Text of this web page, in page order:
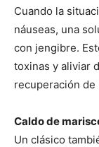
Cuando la
náuseas, una
con jengibre.
toxinas y aliviar
recuperación de
Caldo de
Un clásico